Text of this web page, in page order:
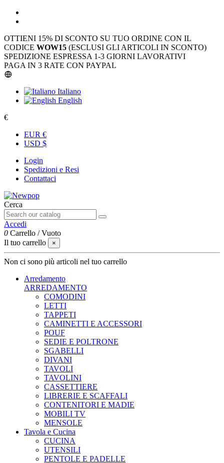
OTTIENI 15% DI SCONTO SU TUO ORDINE CON IL
CODICE WOW15 (ESCLUSI GLI ARTICOLI IN SCONTO)
SPEDIZIONE ESPRESSA 1-3 GIORNI LAVORATIVI
PAGA IN 3 RATE CON PAYPAL
Italiano
English
€
EUR €
USD $
Login
Spedizioni e Resi
Contattaci
Cerca
Accedi
0 Carrello /Vuoto
Il tuo carrello
×
Non ci sono più articoli nel tuo carrello
Arredamento
ARREDAMENTO
COMODINI
LETTI
TAPPETI
CAMINETTI E ACCESSORI
POUF
SEDIE E POLTRONE
SGABELLI
DIVANI
TAVOLI
TAVOLINI
CASSETTIERE
LIBRERIE E SCAFFALI
CONTENITORI E MADIE
MOBILI TV
MENSOLE
Tavola e Cucina
CUCINA
UTENSILI
PENTOLE E PADELLE